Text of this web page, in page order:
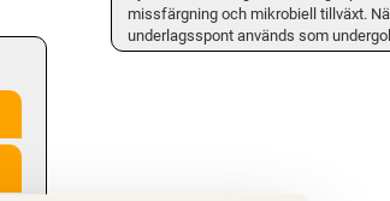
missfärgning och mikrobiell tillväxt.
underlagsspont används som